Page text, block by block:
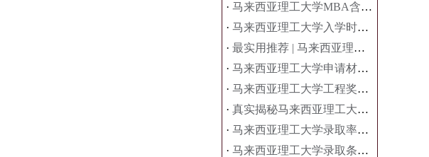
· 马来西亚理工大学MBA含金量高吗？真实价值全面解析
· 马来西亚理工大学入学时间最新整理，千万别错过最佳申请阶段（2026完整时间表曝光）
· 最实用推荐 | 马来西亚理工大学周边住宿推荐 留学生最爱区域盘点
· 马来西亚理工大学申请材料清单：缺一项都可能被拒！
· 马来西亚理工大学工程奖学金含金量爆棚！申请攻略看这篇就够了
· 真实揭秘马来西亚理工大学生活究竟怎么样？全方位校园生活深度解析
· 马来西亚理工大学录取率为什么越来越高？专家深度解析
· 马来西亚理工大学录取条件变化大吗？专家带你深度解析 全面理解与策略分析